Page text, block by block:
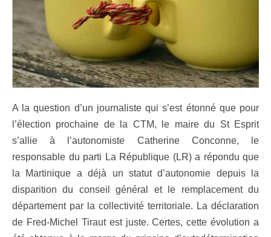
A la question d’un journaliste qui s’est étonné que pour
l’élection prochaine de la CTM, le maire du St Esprit
s’allie à l’autonomiste Catherine Conconne, le
responsable du parti La République (LR) a répondu que
la Martinique a déjà un statut d’autonomie depuis la
disparition du conseil général et le remplacement du
département par la collectivité territoriale. La déclaration
de Fred-Michel Tiraut est juste. Certes, cette évolution a